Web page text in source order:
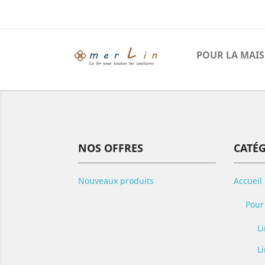
POUR LA
NOS OFFRES
Nouveaux produits Accueil